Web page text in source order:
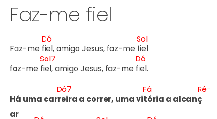
Faz-me fiel
Faz-me fi
Dó
el, amigo Jesus, faz-me fi
Sol
el
faz-me fi
Sol7
el, amigo Jesus, faz-me fi
Dó
el.
Há uma carr
Dó7
eira a correr, uma vit
Fá
ória a alcanç
Ré-
ar